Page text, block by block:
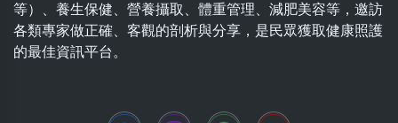
等）、養生保健、營養攝取、體重管理、減肥美容等，邀訪
各類專家做正確、客觀的剖析與分享，是民眾獲取健康照護
的最佳資訊平台。